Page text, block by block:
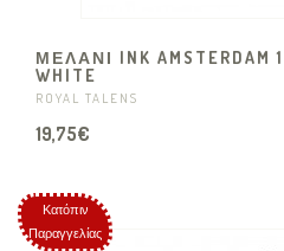
ΜΕΛΑΝΙ INK AMSTERDAM
WHITE
ROYAL TALENS
19,75€
Κατόπιν
Παραγγελίας